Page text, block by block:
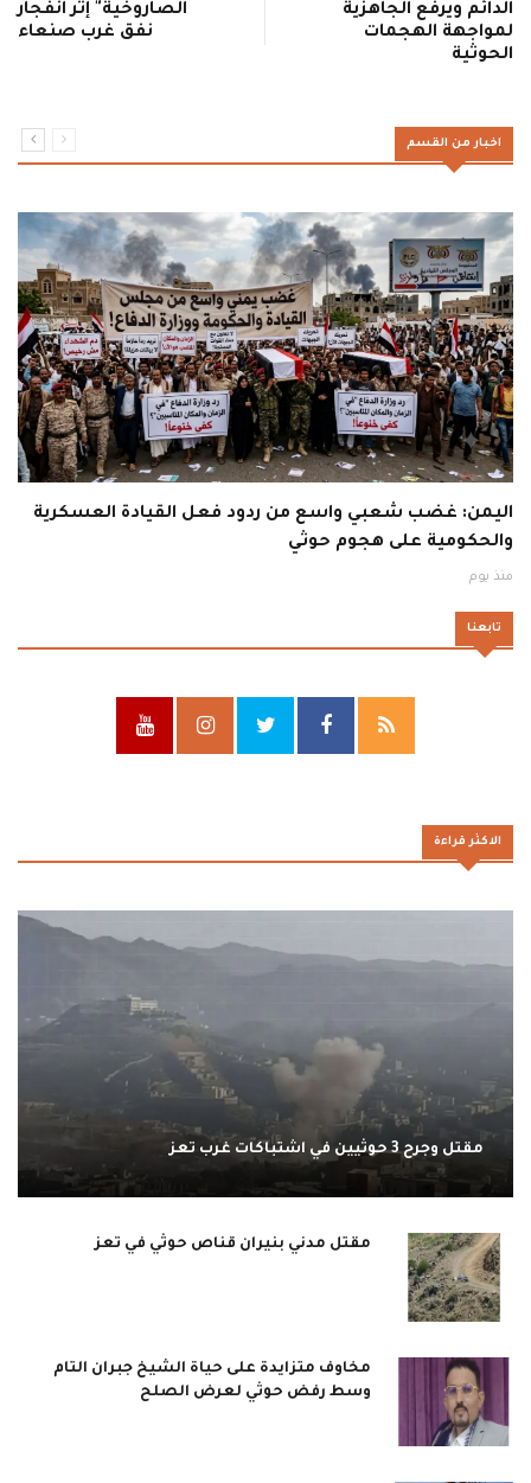
الدائم ويرفع الجاهزية
لمواجهة الهجمات
الحوثية
الصاروخية" إثر انفجار
نفق غرب صنعاء
اخبار من القسم
اليمن: غضب شعبي واسع من ردود فعل القيادة العسكرية
والحكومية على هجوم حوثي
منذ يوم
تابعنا
الاكثر قراءة
مقتل وجرح 3 حوثيين في اشتباكات غرب تعز
مقتل مدني بنيران قناص حوثي في تعز
مخاوف متزايدة على حياة الشيخ جبران التام
وسط رفض حوثي لعرض الصلح